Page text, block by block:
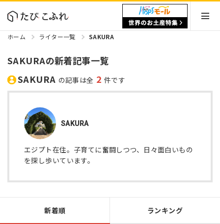
ホーム ライター一覧 SAKURA
SAKURAの新着記事一覧
SAKURA の記事は全 2 件です
新着順 ランキング
SAKURA
エジプト在住。子育てに奮闘しつつ、日々面白いもの
を探し歩いています。